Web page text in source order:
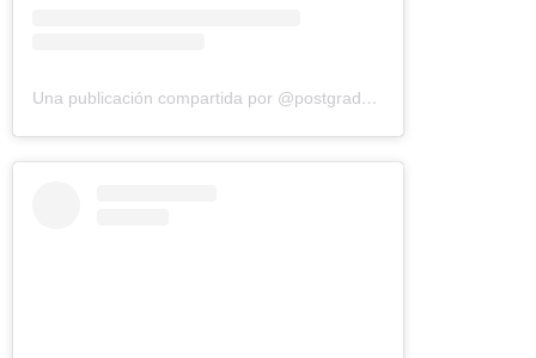
Una publicación compartida por @postgradospucv (@postgrados_pucv)